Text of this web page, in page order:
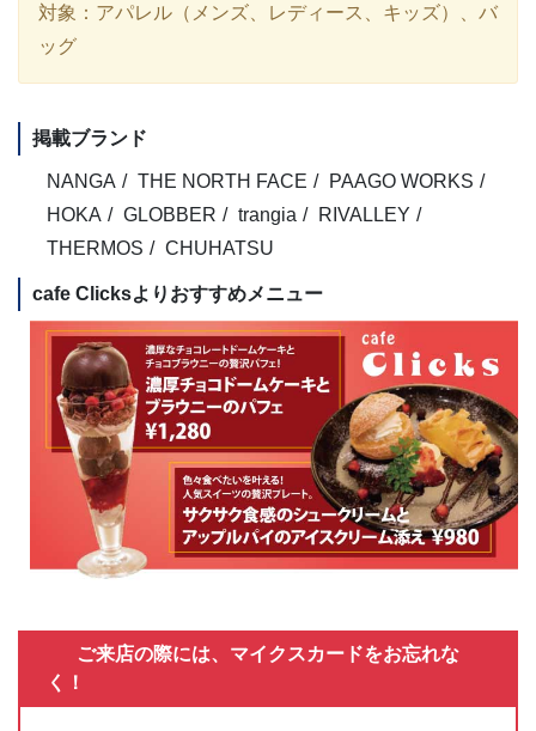
対象：アパレル（メンズ、レディース、キッズ）、バ
ッグ
掲載ブランド
NANGA THE NORTH FACE
PAAGO WORKS
HOKA
GLOBBER trangia
RIVALLEY
THERMOS
CHUHATSU
cafe Clicksよりおすすめメニュー
ご来店の際には、マイクスカードをお忘れな
く！